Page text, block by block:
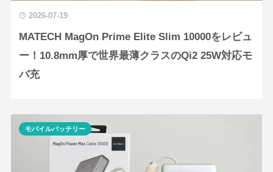
2026-07-19
MATECH MagOn Prime Elite Slim 10000をレビュ
ー！10.8mm厚で世界最薄クラスのQi2 25W対応モ
バ充
モバイルバッテリー